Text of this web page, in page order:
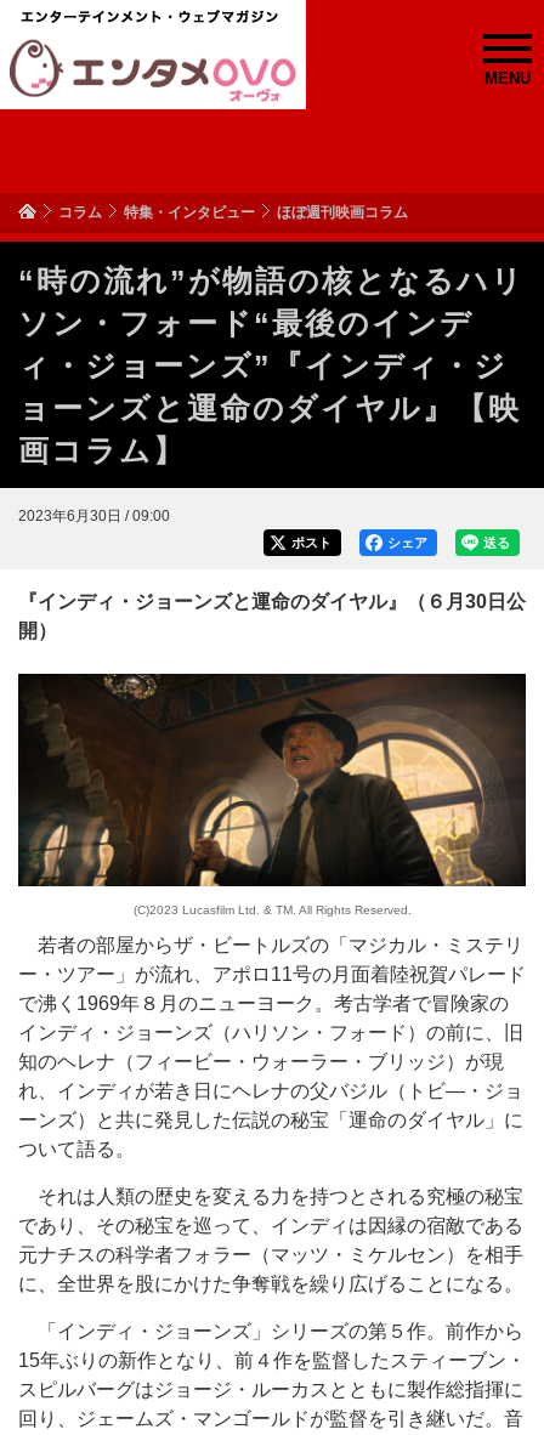
MENU
コラム 特集・インタビュー ほぼ週刊映画コラム
“時の流れ”が物語の核となるハリ
ソン・フォード“最後のインデ
ィ・ジョーンズ”『インディ・ジ
ョーンズと運命のダイヤル』【映
画コラム】
2023年6月30日 / 09:00
送る
シェア
ポスト
『インディ・ジョーンズと運命のダイヤル』（６月30日公
開）
(C)2023 Lucasfilm Ltd. & TM. All Rights Reserved.
若者の部屋からザ・ビートルズの「マジカル・ミステリ
ー・ツアー」が流れ、アポロ11号の月面着陸祝賀パレード
で沸く1969年８月のニューヨーク。考古学者で冒険家の
インディ・ジョーンズ（ハリソン・フォード）の前に、旧
知のヘレナ（フィービー・ウォーラー・ブリッジ）が現
れ、インディが若き日にヘレナの父バジル（トビ―・ジョ
ーンズ）と共に発見した伝説の秘宝「運命のダイヤル」に
ついて語る。
それは人類の歴史を変える力を持つとされる究極の秘宝
であり、その秘宝を巡って、インディは因縁の宿敵である
元ナチスの科学者フォラー（マッツ・ミケルセン）を相手
に、全世界を股にかけた争奪戦を繰り広げることになる。
「インディ・ジョーンズ」シリーズの第５作。前作から
15年ぶりの新作となり、前４作を監督したスティーブン・
スピルバーグはジョージ・ルーカスとともに製作総指揮に
回り、ジェームズ・マンゴールドが監督を引き継いだ。音